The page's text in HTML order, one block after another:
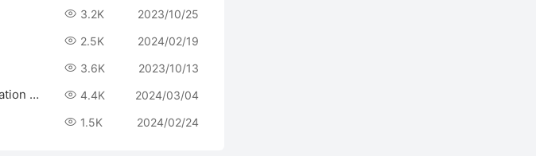
3.2K 2023/10/25
2.5K 2024/02/19
3.6K 2023/10/13
使用docker部署多门店，安装swoole_loader.so之后php不能用了，报错Segmentation fault (core dumped) 4.4K 2024/03/04
1.5K 2024/02/24